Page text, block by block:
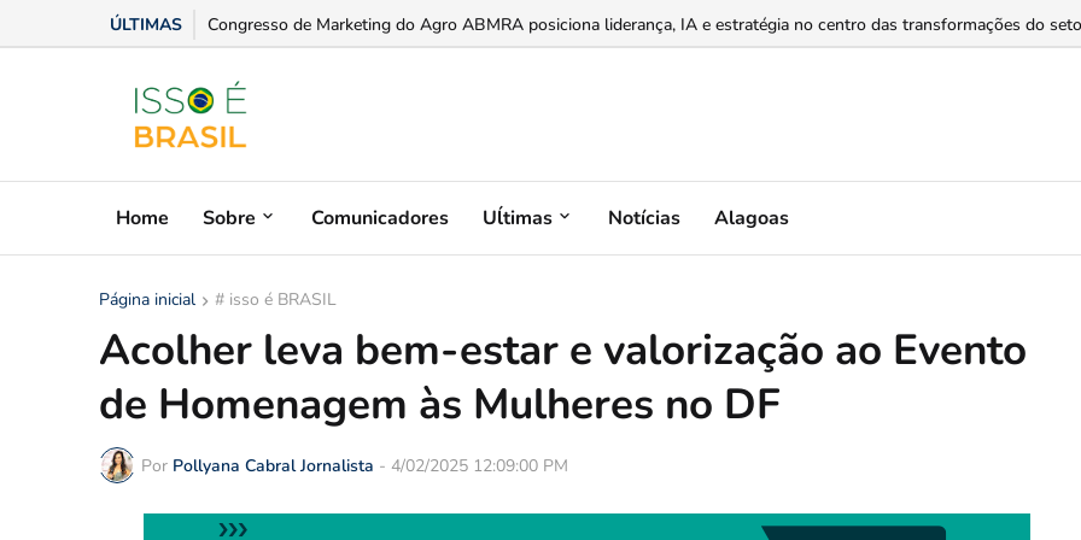
ÚLTIMAS Congresso de Marketing do Agro ABMRA posiciona liderança, IA e estratégia no centro das transformações do
Home Sobre Comunicadores Uĺtimas Notícias Alagoas
Página inicial # isso é BRASIL
Acolher leva bem-estar e valorização ao Evento
de Homenagem às Mulheres no DF
Por Pollyana Cabral Jornalista - 4/02/2025 12:09:00 PM